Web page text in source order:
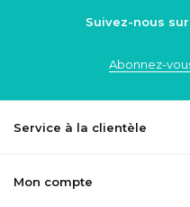
Suivez-nous
Abonnez-
Service à la clientèle
Mon compte